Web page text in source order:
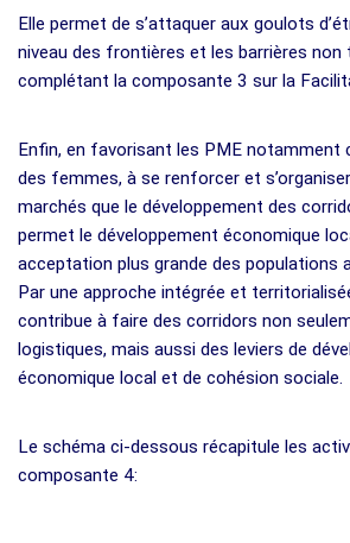
Elle permet de s’attaquer aux goulots
niveau des frontières et les barrières non
complétant la composante 3 sur la
Enfin, en favorisant les PME notamment
des femmes, à se renforcer et
marchés que le développement des
permet le développement économique
acceptation plus grande des populations
Par une approche intégrée et
contribue à faire des corridors non
logistiques, mais aussi des leviers de
économique local et de cohésion sociale.
Le schéma ci-dessous récapitule les
composante 4: